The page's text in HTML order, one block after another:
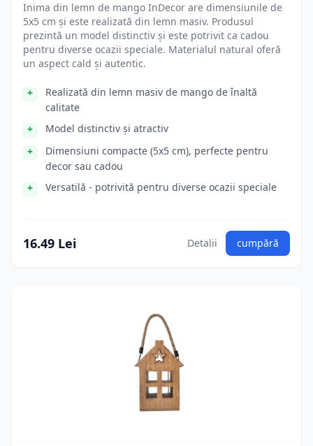
Inima din lemn de mango InDecor are dimensiunile de
5x5 cm și este realizată din lemn masiv. Produsul
prezintă un model distinctiv și este potrivit ca cadou
pentru diverse ocazii speciale. Materialul natural oferă
un aspect cald și autentic.
Realizată din lemn masiv de mango de înaltă
calitate
Model distinctiv și atractiv
Dimensiuni compacte (5x5 cm), perfecte pentru
decor sau cadou
Versatilă - potrivită pentru diverse ocazii speciale
16.49 Lei Detalii cumpără